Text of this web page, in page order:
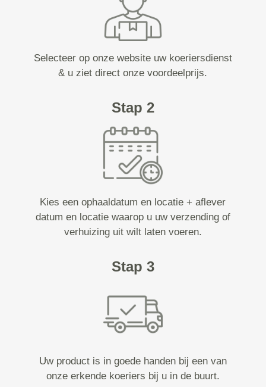
Selecteer op onze website uw koeriersdienst
& u ziet direct onze voordeelprijs.
Stap 2
Kies een ophaaldatum en locatie + aflever
datum en locatie waarop u uw verzending of
verhuizing uit wilt laten voeren.
Stap 3
Uw product is in goede handen bij een van
onze erkende koeriers bij u in de buurt.